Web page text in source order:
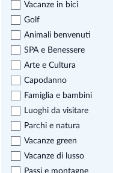
Vacanze in bici
Golf
Animali benvenuti
SPA e Benessere
Arte e Cultura
Capodanno
Famiglia e bambini
Luoghi da visitare
Parchi e natura
Vacanze green
Vacanze di lusso
Passi e montagne